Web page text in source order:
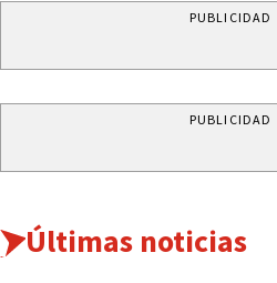
PUBLICIDAD
PUBLICIDAD
Últimas noticias